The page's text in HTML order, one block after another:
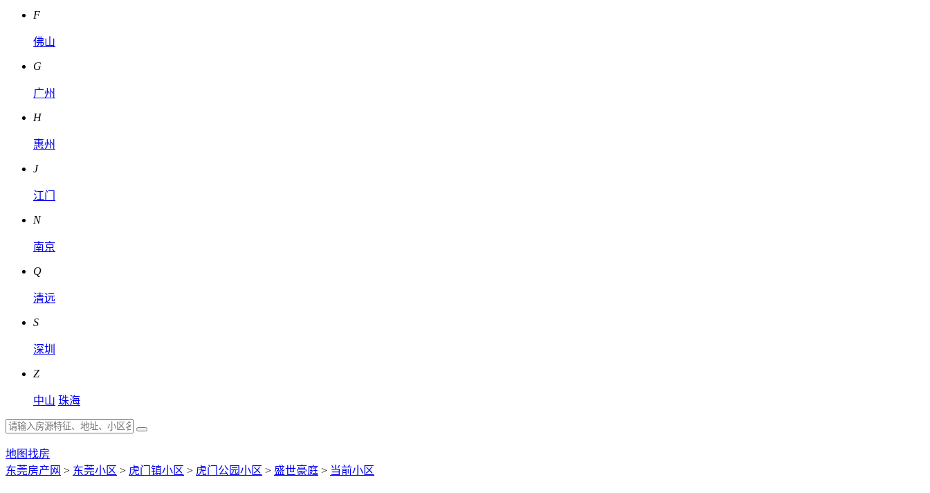
F
佛山
G
广州
H
惠州
J
江门
N
南京
Q
清远
S
深圳
Z
中山 珠海
地图找房
东莞房产网 > 东莞小区 > 虎门镇小区 > 虎门公园小区 > 盛世豪庭 > 当前小区